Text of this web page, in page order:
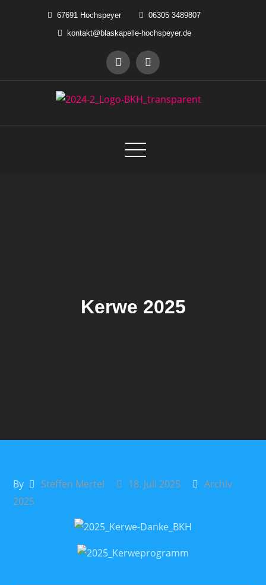
67691 Hochspeyer
06305 3489807
kontakt@blaskapelle-hochspeyer.de
Kerwe 2025
By Steffen Mertel 18. Juli 2025
Archiv
2025